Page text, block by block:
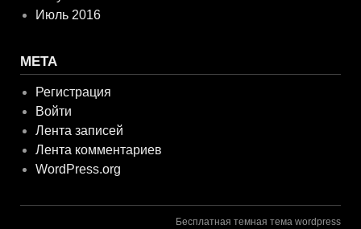
Июль 2016
МЕТА
Регистрация
Войти
Лента записей
Лента комментариев
WordPress.org
Бесплатная темная тема wordpress